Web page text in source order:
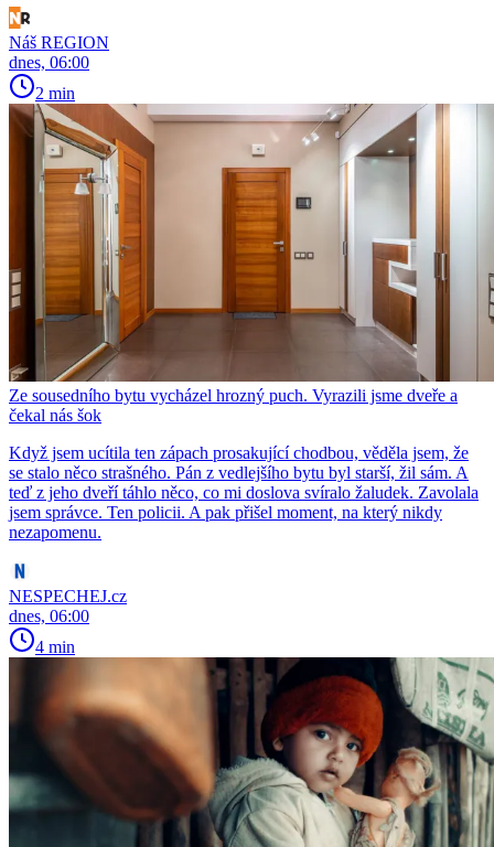
Náš REGION
dnes, 06:00
2 min
Ze sousedního bytu vycházel hrozný puch. Vyrazili jsme dveře a
čekal nás šok
Když jsem ucítila ten zápach prosakující chodbou, věděla jsem, že
se stalo něco strašného. Pán z vedlejšího bytu byl starší, žil sám. A
teď z jeho dveří táhlo něco, co mi doslova svíralo žaludek. Zavolala
jsem správce. Ten policii. A pak přišel moment, na který nikdy
nezapomenu.
NESPECHEJ.cz
dnes, 06:00
4 min